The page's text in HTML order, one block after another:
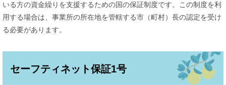
いる方の資金繰りを支援するための国の保証制度です。この制度を利
用する場合は、事業所の所在地を管轄する市（町村）長の認定を受け
る必要があります。
セーフティネット保証1号